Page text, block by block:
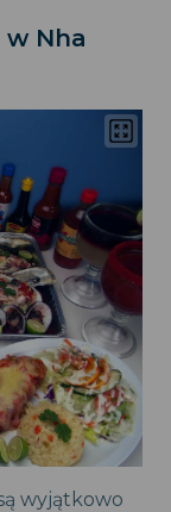
Nha
wyjątkowo